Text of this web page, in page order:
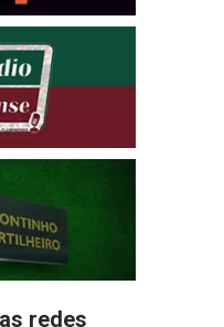
redes